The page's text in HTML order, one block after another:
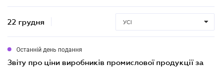
22 грудня УСІ
Останній день подання
звіту про ціни виробників промислової продукції за